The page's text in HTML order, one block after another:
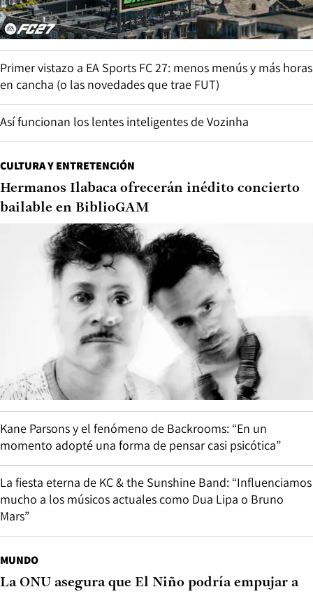
Primer vistazo a EA Sports FC 27: menos menús y más horas
en cancha (o las novedades que trae FUT)
Así funcionan los lentes inteligentes de Vozinha
CULTURA Y ENTRETENCIÓN
Hermanos Ilabaca ofrecerán inédito concierto
bailable en BiblioGAM
Kane Parsons y el fenómeno de Backrooms: “En un
momento adopté una forma de pensar casi psicótica”
La fiesta eterna de KC & the Sunshine Band: “Influenciamos
mucho a los músicos actuales como Dua Lipa o Bruno
Mars”
MUNDO
La ONU asegura que El Niño podría empujar a